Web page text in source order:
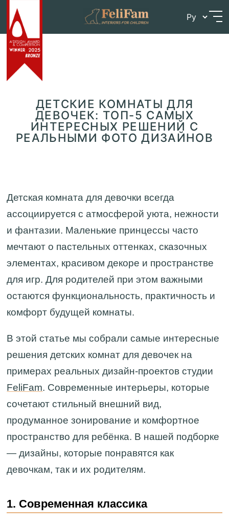
content
Главная
Детские комнаты для девочек:
ТОП-5 самых интересных решений с реальными
фото дизайнов
ДЕТСКИЕ КОМНАТЫ ДЛЯ
ДЕВОЧЕК: ТОП-5 САМЫХ
ИНТЕРЕСНЫХ РЕШЕНИЙ С
РЕАЛЬНЫМИ ФОТО ДИЗАЙНОВ
Детская комната для девочки всегда
ассоциируется с атмосферой уюта, нежности
и фантазии. Маленькие принцессы часто
мечтают о пастельных оттенках, сказочных
элементах, красивом декоре и пространстве
для игр. Для родителей при этом важными
остаются функциональность, практичность и
комфорт будущей комнаты.
В этой статье мы собрали самые интересные
решения детских комнат для девочек на
примерах реальных дизайн-проектов студии
FeliFam. Современные интерьеры, которые
сочетают стильный внешний вид,
продуманное зонирование и комфортное
пространство для ребёнка. В нашей подборке
— дизайны, которые понравятся как
девочкам, так и их родителям.
1. Современная классика